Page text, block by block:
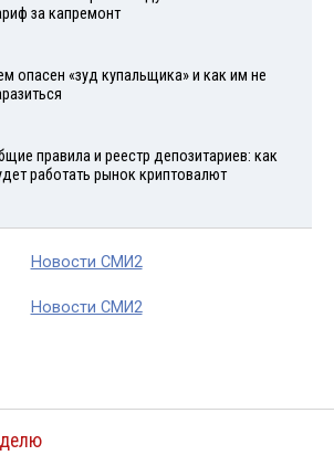
за капремонт
опасен «зуд купальщика» и как им не
правила и реестр депозитариев: как
работать рынок криптовалют
Новости СМИ2
Новости СМИ2